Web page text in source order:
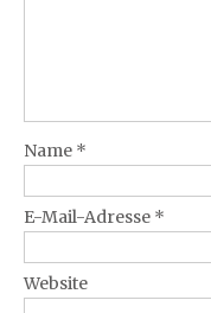
Name *
E-Mail-Adresse *
Website